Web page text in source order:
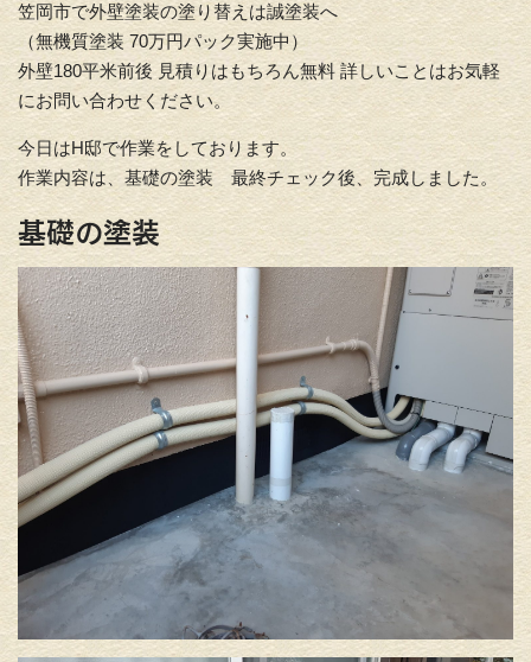
笠岡市で外壁塗装の塗り替えは誠塗装へ
（無機質塗装 70万円パック実施中）
外壁180平米前後 見積りはもちろん無料 詳しいことはお気軽
にお問い合わせください。
今日はH邸で作業をしております。
作業内容は、基礎の塗装 最終チェック後、完成しました。
基礎の塗装